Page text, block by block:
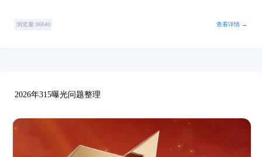
浏览量:86640 查看详情 →
2026年315曝光问题整理